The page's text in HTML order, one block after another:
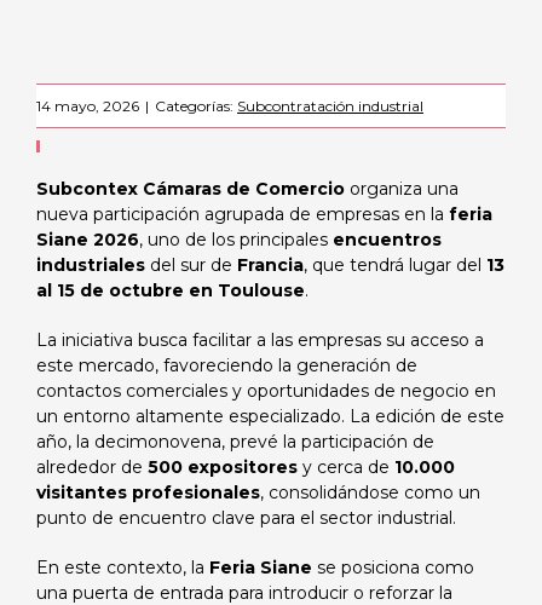
14 mayo, 2026 | Categorías: Subcontratación industrial
Subcontex Cámaras de Comercio organiza una
nueva participación agrupada de empresas en la feria
Siane 2026, uno de los principales encuentros
industriales del sur de Francia, que tendrá lugar del 13
al 15 de octubre en Toulouse.
La iniciativa busca facilitar a las empresas su acceso a
este mercado, favoreciendo la generación de
contactos comerciales y oportunidades de negocio en
un entorno altamente especializado. La edición de este
año, la decimonovena, prevé la participación de
alrededor de 500 expositores y cerca de 10.000
visitantes profesionales, consolidándose como un
punto de encuentro clave para el sector industrial.
En este contexto, la Feria Siane se posiciona como
una puerta de entrada para introducir o reforzar la